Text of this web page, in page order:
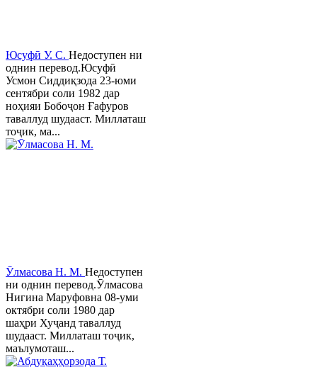
Юсуфӣ У. C. Недоступен ни
однин перевод.Юсуфӣ
Усмон Сиддиқзода 23-юми
сентябри соли 1982 дар
ноҳияи Бобоҷон Ғафуров
таваллуд шудааст. Миллаташ
тоҷик, ма...
Ӯлмасова Н. М. Недоступен
ни однин перевод.Ӯлмасова
Нигина Маруфовна 08-уми
октябри соли 1980 дар
шаҳри Хуҷанд таваллуд
шудааст. Миллаташ тоҷик,
маълумоташ...